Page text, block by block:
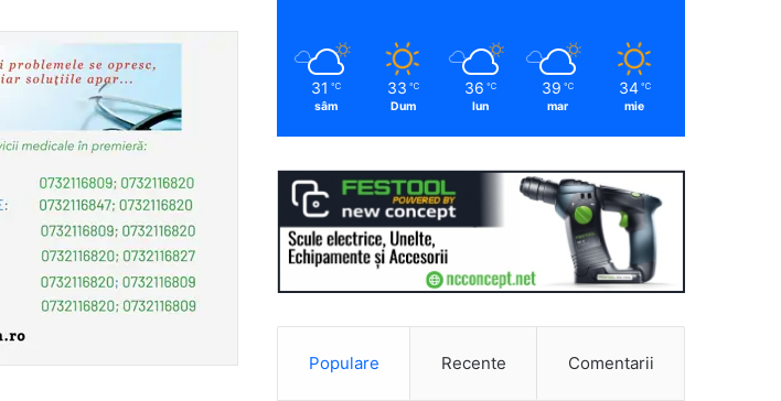
31 ℃
sâm
33 ℃
Dum
36 ℃
lun
39 ℃
mar
34 ℃
mie
Populare Recente Comentarii